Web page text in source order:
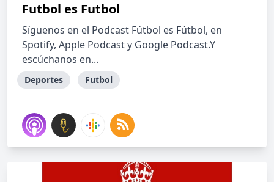
Futbol es Futbol
Síguenos en el Podcast Fútbol es Fútbol, en
Spotify, Apple Podcast y Google Podcast.Y
escúchanos en...
Deportes Futbol